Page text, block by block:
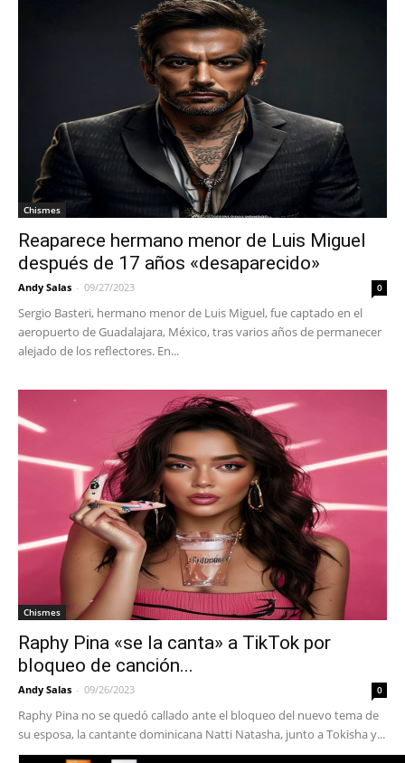
Chismes
Reaparece hermano menor de Luis Miguel
después de 17 años «desaparecido»
Andy Salas - 09/27/2023 0
Sergio Basteri, hermano menor de Luis Miguel, fue captado en el
aeropuerto de Guadalajara, México, tras varios años de permanecer
alejado de los reflectores. En...
Chismes
Raphy Pina «se la canta» a TikTok por
bloqueo de canción...
Andy Salas - 09/26/2023 0
Raphy Pina no se quedó callado ante el bloqueo del nuevo tema de
su esposa, la cantante dominicana Natti Natasha, junto a Tokisha y...